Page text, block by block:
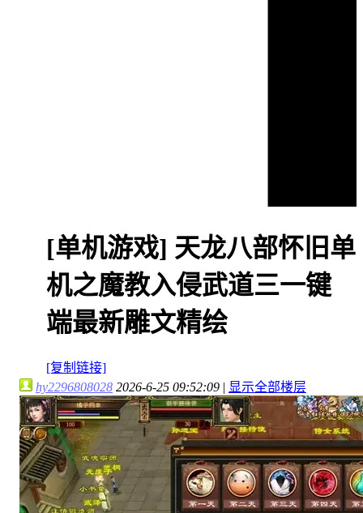
[单机游戏] 天龙八部怀旧单
机之魔教入侵武道三一键
端最新雕文精绘
[复制链接]
hy2296808028 2026-6-25 09:52:09 | 显示全部楼层